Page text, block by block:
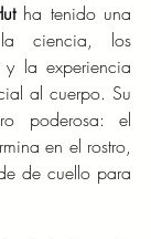
ha tenido una
ciencia, los
y la experiencia
al cuerpo. Su
poderosa: el
en el rostro,
de cuello para